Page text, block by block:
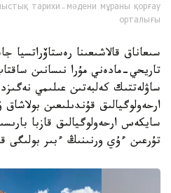
тарихи-мәдени мұраны қорғау
орталығы
سىعاناق قالاشىعىنا
تاريحي-مادەني مۇرا نىسانىن
ساۋلەتتىك كەلبەتىن عىلىمي
ارحەولوگيالىق قۇندىلىعىن
تۇرعىن ءۇي ورنىنىڭ ءبىر بولىگى